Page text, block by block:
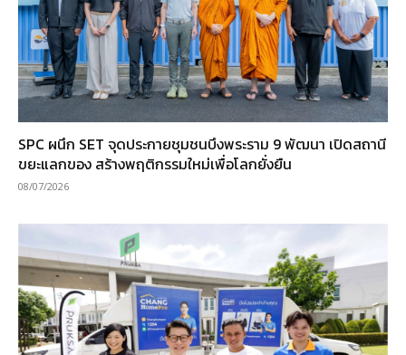
SPC ผนึก SET จุดประกายชุมชนบึงพระราม 9 พัฒนา เปิดสถานี
ขยะแลกของ สร้างพฤติกรรมใหม่เพื่อโลกยั่งยืน
08/07/2026